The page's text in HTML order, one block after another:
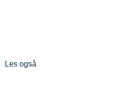
Les også